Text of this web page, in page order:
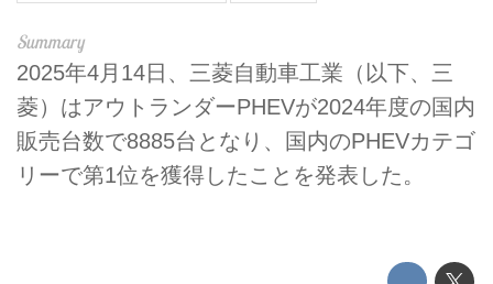
2025年4月14日、三菱自動車工業（以下、三
菱）はアウトランダーPHEVが2024年度の国内
販売台数で8885台となり、国内のPHEVカテゴ
リーで第1位を獲得したことを発表した。